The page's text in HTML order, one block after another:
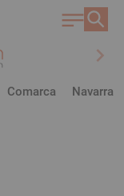
chevron_right
Comarca Navarra